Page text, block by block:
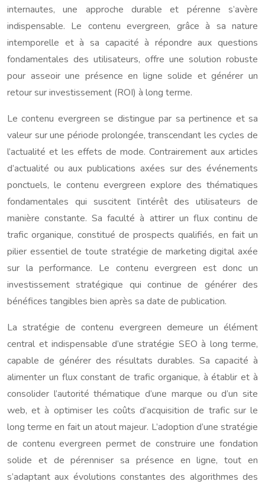
internautes, une approche durable et pérenne s’avère
indispensable. Le contenu evergreen, grâce à sa nature
intemporelle et à sa capacité à répondre aux questions
fondamentales des utilisateurs, offre une solution robuste
pour asseoir une présence en ligne solide et générer un
retour sur investissement (ROI) à long terme.
Le contenu evergreen se distingue par sa pertinence et sa
valeur sur une période prolongée, transcendant les cycles de
l’actualité et les effets de mode. Contrairement aux articles
d’actualité ou aux publications axées sur des événements
ponctuels, le contenu evergreen explore des thématiques
fondamentales qui suscitent l’intérêt des utilisateurs de
manière constante. Sa faculté à attirer un flux continu de
trafic organique, constitué de prospects qualifiés, en fait un
pilier essentiel de toute stratégie de marketing digital axée
sur la performance. Le contenu evergreen est donc un
investissement stratégique qui continue de générer des
bénéfices tangibles bien après sa date de publication.
La stratégie de contenu evergreen demeure un élément
central et indispensable d’une stratégie SEO à long terme,
capable de générer des résultats durables. Sa capacité à
alimenter un flux constant de trafic organique, à établir et à
consolider l’autorité thématique d’une marque ou d’un site
web, et à optimiser les coûts d’acquisition de trafic sur le
long terme en fait un atout majeur. L’adoption d’une stratégie
de contenu evergreen permet de construire une fondation
solide et de pérenniser sa présence en ligne, tout en
s’adaptant aux évolutions constantes des algorithmes des